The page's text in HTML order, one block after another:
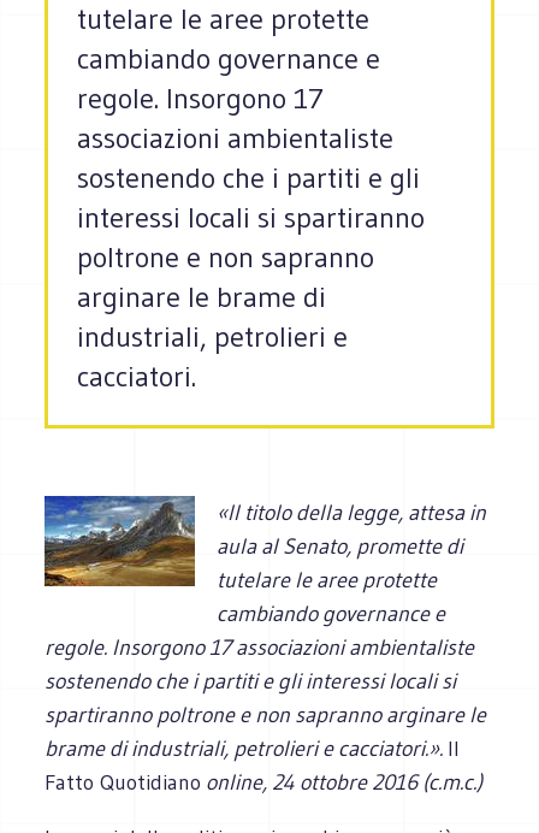
tutelare le aree protette
cambiando governance e
regole. Insorgono 17
associazioni ambientaliste
sostenendo che i partiti e gli
interessi locali si spartiranno
poltrone e non sapranno
arginare le brame di
industriali, petrolieri e
cacciatori.
«Il titolo della legge, attesa in
aula al Senato, promette di
tutelare le aree protette
cambiando governance e
regole. Insorgono 17 associazioni ambientaliste
sostenendo che i partiti e gli interessi locali si
spartiranno poltrone e non sapranno arginare le
brame di industriali, petrolieri e cacciatori.». Il
Fatto Quotidiano online, 24 ottobre 2016 (c.m.c.)